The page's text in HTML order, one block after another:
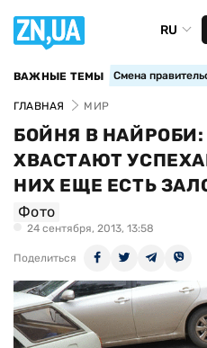
RU
ВАЖНЫЕ ТЕМЫ Смена
ГЛАВНАЯ МИР
БОЙНЯ В
ХВАСТАЮТ
НИХ ЕЩЕ ЕСТЬ
Фото
24 сентября, 2013, 13:58
Поделиться